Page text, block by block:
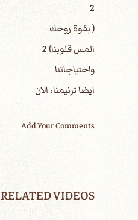
2
( بقوة روحك
المس قلوبنا) 2
واحتياجاتنا
ايضا ترنيمنا، الان
Add Your Comments
RELATED VIDEOS